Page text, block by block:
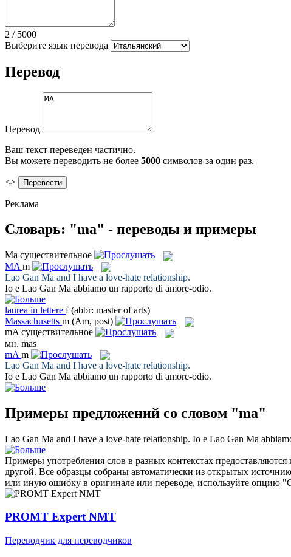
2 / 5000
Выберите язык перевода
Перевод
Перевод
Ваш текст переведен частично.
Вы можете переводить не более 5000 символов за один раз.
<>
Реклама
Словарь: "ma" - переводы и примеры
Ma существительное
MA m
Lao Gan Ma and I have a love-hate relationship.
Io e Lao Gan Ma abbiamo un rapporto di amore-odio.
laurea in lettere f (abbr: master of arts)
Massachusetts m (Am, post)
mA существительное
мн. mas
mA m
Lao Gan Ma and I have a love-hate relationship.
Io e Lao Gan Ma abbiamo un rapporto di amore-odio.
Примеры предложений со словом "ma"
Lao Gan Ma and I have a love-hate relationship. Io e Lao Gan Ma
Примеры употребления слов в разных контекстах
другой. Все образцы собраны автоматически из открытых
или иную ошибку в оригинале или переводе, используйте опцию
PROMT Expert NMT
Переводчик для переводчиков